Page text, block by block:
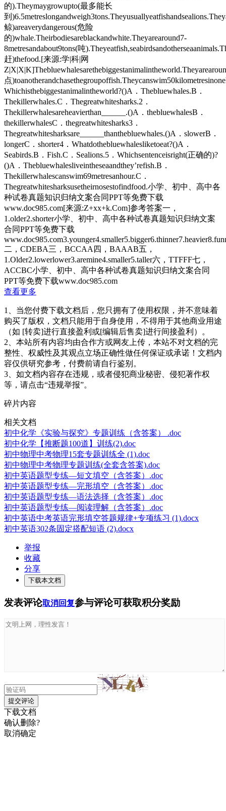
的).Theymaygrowupto(最多能长
到
鲸)areaverydangerous(危险
的)whale.Theirbodiesareblackandwhite.Theyarearound7-
8metresandabout9tons(吨
赶)thefood.[来源:学|科|网
点
Whichisthebiggestanimalintheworld?()A．Thebluewhales.B．
Thekillerwhales.C．Thegreatwhitesharks.2．
Thekillerwhalesareheavierthan______.()A．thebluewhalesB．
thekillerwhalesC．thegreatwhitesharks3．
Thegreatwhitesharksare______thanthebluewhales.()A．slowerB．
longerC．shorter4．Whatdothebluewhalesliketoeat?()A．
Seabirds.B．Fish.C．Sealions.5．Whichsentenceisright(正确的)?
()A．Thebluewhalesliveintheseaandthey’refish.B．
Thekillerwhalescanswim69metresanhour.C．
Thegreatwhitesharksusetheirnosestofindfood.小学、初中、高中各
种试卷真题知识归纳文案合同PPT等免费下载
www.doc985.com[来源:Z+xx+k.Com]参考答案一，
1.older2.shorter小学、初中、高中各种试卷真题知识归纳文案
合同PPT等免费下载
二，CDEBA三，BCCAA四，BAAAB五，
1.Older2.lowerlower3.aremine4.smaller5.taller六，TTFFF七，
ACCBC小学、初中、高中各种试卷真题知识归纳文案合同
PPT等免费下载www.doc985.com
查看更多
1、当您付费下载文档后，您只拥有了使用权限，并不意味着
购买了版权，文档只能用于自身使用，不得用于其他商业用途
（如 [转卖]进行直接盈利或[编辑后售卖]进行间接盈利）。
2、本站所有内容均由合作方或网友上传，本站不对文档的完
整性、权威性及其观点立场正确性做任何保证或承诺！文档内
容仅供研究参考，付费前请自行鉴别。
3、如文档内容存在违规，或者侵犯商业秘密、侵犯著作权
等，请点击“违规举报”。
碎片内容
相关文档
初中化学《实验与探究》专题训练（含答案） .doc
初中化学【推断题100道】训练(2).doc
初中物理中考物理15套专题训练全 (1).doc
初中物理中考物理专题训练(全套含答案).doc
初中英语题型专练—短文填空（含答案）.doc
初中英语题型专练—完形填空（含答案）.doc
初中英语题型专练—语法选择（含答案）.doc
初中英语题型专练—阅读理解（含答案）.doc
初中英语中考英语完形填空答题规律+专项练习 (1).docx
初中英语302条固定搭配短语 (2).docx
举报
收藏
分享
下载本文档
发表评论取消回复参与评论可获取积分奖励
提交评论
下载文档
确认删除?
取消确定